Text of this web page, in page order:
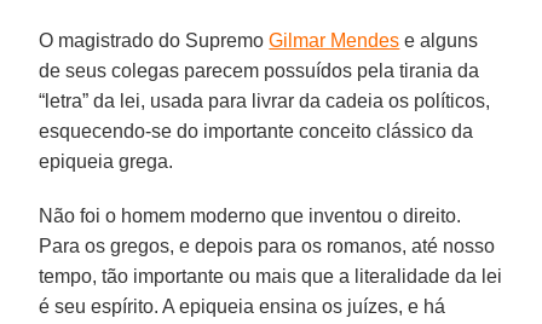
O magistrado do SupremoGilmar Mendes e alguns
de seus colegas parecem possuídos pela tirania da
“letra” da lei, usada para livrar da cadeia os políticos,
esquecendo-se do importante conceito clássico da
epiqueia grega.
Não foi o homem moderno que inventou o direito.
Para os gregos, e depois para os romanos, até nosso
tempo, tão importante ou mais que a literalidade da lei
é seu espírito. A epiqueia ensina os juízes, e há